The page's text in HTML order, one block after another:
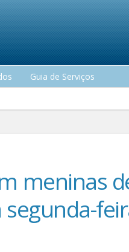
Guia de Serviços
meninas